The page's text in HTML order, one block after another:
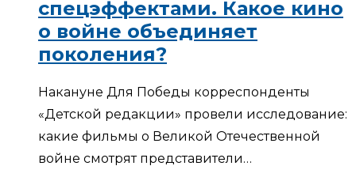
спецэффектами. Какое кино
о войне объединяет
поколения?
Накануне Для Победы корреспонденты
«Детской редакции» провели исследование:
какие фильмы о Великой Отечественной
войне смотрят представители…